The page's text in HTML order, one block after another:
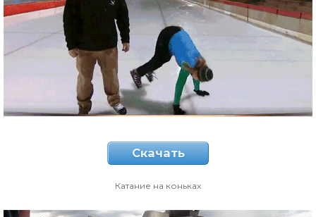
Скачать
Катание на коньках